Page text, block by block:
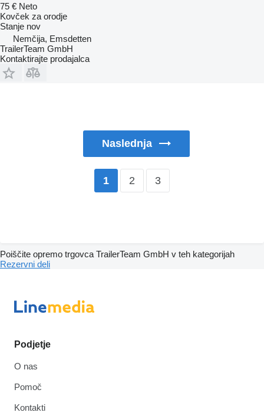
75 € Neto
Kovček za orodje
Stanje nov
Nemčija, Emsdetten
TrailerTeam GmbH
Kontaktirajte prodajalca
Naslednja
1 2 3
Poiščite opremo trgovca TrailerTeam GmbH v teh kategorijah
Rezervni deli
Podjetje
O nas
Pomoč
Kontakti